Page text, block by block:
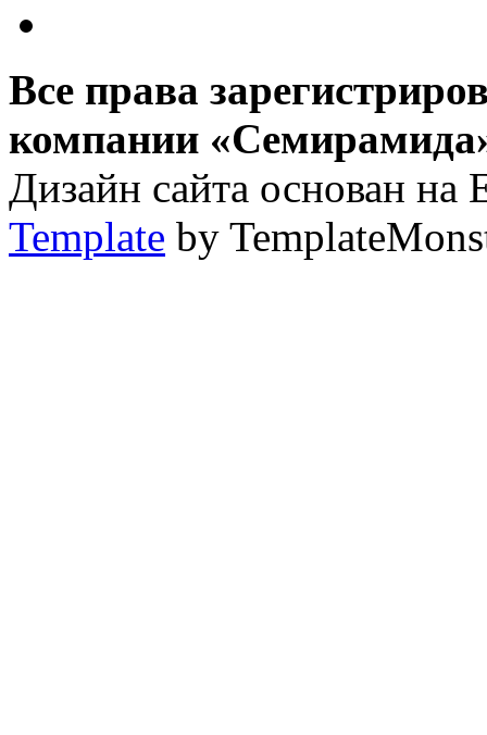
Все права
компании
Дизайн сайта основан
Template by